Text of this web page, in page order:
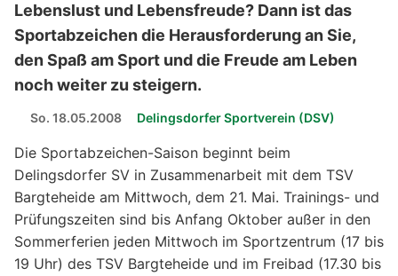
Lebenslust und Lebensfreude? Dann ist das
Sportabzeichen die Herausforderung an Sie,
den Spaß am Sport und die Freude am Leben
noch weiter zu steigern.
So. 18.05.2008 Delingsdorfer Sportverein (DSV)
Die Sportabzeichen-Saison beginnt beim
Delingsdorfer SV in Zusammenarbeit mit dem TSV
Bargteheide am Mittwoch, dem 21. Mai. Trainings- und
Prüfungszeiten sind bis Anfang Oktober außer in den
Sommerferien jeden Mittwoch im Sportzentrum (17 bis
19 Uhr) des TSV Bargteheide und im Freibad (17.30 bis